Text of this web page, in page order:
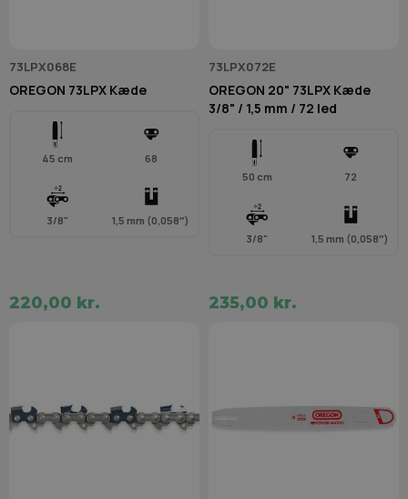
73LPX068E
OREGON 73LPX Kæde
45 cm 68
3/8" 1,5 mm (0,058″)
220,00 kr.
73LPX072E
OREGON 20" 73LPX Kæde
3/8" / 1,5 mm / 72 led
50 cm 72
3/8" 1,5 mm (0,058″)
235,00 kr.